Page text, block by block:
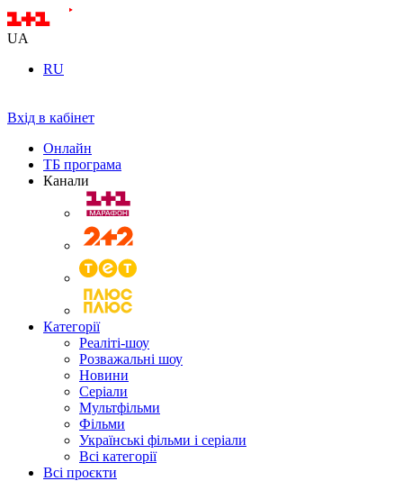
UA
RU
Вхід в кабінет
Онлайн
ТБ програма
Канали
Категорії
Реаліті-шоу
Розважальні шоу
Новини
Серіали
Мультфільми
Фільми
Українські фільми і серіали
Всі категорії
Всі проєкти